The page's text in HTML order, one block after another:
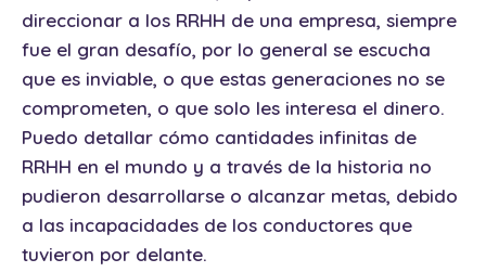
direccionar a los RRHH de una empresa, siempre
fue el gran desafío, por lo general se escucha
que es inviable, o que estas generaciones no se
comprometen, o que solo les interesa el dinero.
Puedo detallar cómo cantidades infinitas de
RRHH en el mundo y a través de la historia no
pudieron desarrollarse o alcanzar metas, debido
a las incapacidades de los conductores que
tuvieron por delante.